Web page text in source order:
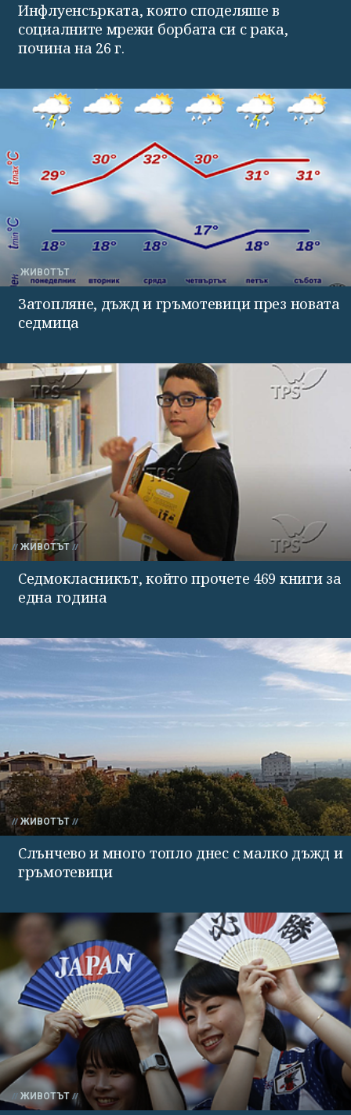
Инфлуенсърката, която споделяше в
социалните мрежи борбата си с рака,
почина на 26 г.
ЖИВОТЪТ
Затопляне, дъжд и гръмотевици през новата
седмица
ЖИВОТЪТ
Седмокласникът, който прочете 469 книги за
една година
ЖИВОТЪТ
Слънчево и много топло днес с малко дъжд и
гръмотевици
ЖИВОТЪТ